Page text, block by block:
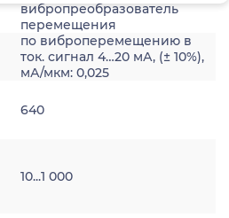
вибропреобразователь
перемещения
по виброперемещению в
ток. сигнал 4…20 мА, (± 10%),
мА/мкм: 0,025
640
10...1 000